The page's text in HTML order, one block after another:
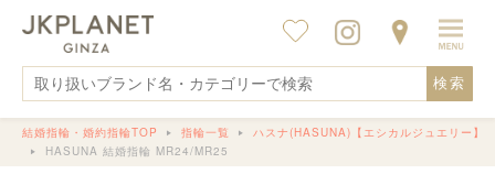
検索
結婚指輪・婚約指輪TOP 指輪一覧
ハスナ(HASUNA)【エシカルジュエリー】
HASUNA 結婚指輪 MR24/MR25